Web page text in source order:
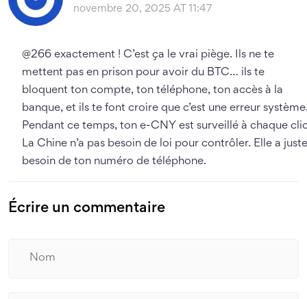
novembre 20, 2025 AT 11:47
@266 exactement ! C’est ça le vrai piège. Ils ne te
mettent pas en prison pour avoir du BTC… ils te
bloquent ton compte, ton téléphone, ton accès à la
banque, et ils te font croire que c’est une erreur
Pendant ce temps, ton e-CNY est surveillé à chaque
La Chine n’a pas besoin de loi pour contrôler. Elle a juste
besoin de ton numéro de téléphone.
Écrire un commentaire